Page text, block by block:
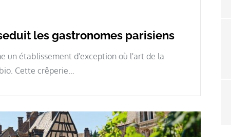
les gastronomes parisiens
un établissement d'exception où l'art de la
Cette crêperie…